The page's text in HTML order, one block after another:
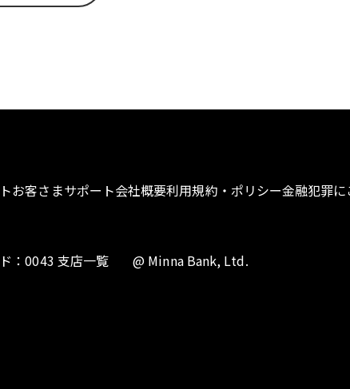
お客さまサポート会社概要利用規約・ポリシー金融犯罪
：0043 支店一覧 @ Minna Bank, Ltd.